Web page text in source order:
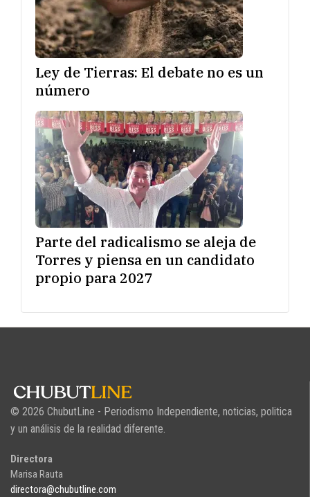
Ley de Tierras: El debate no es un
número
Parte del radicalismo se aleja de
Torres y piensa en un candidato
propio para 2027
© 2026 ChubutLine - Periodismo Independiente, noticias, politica
y un análisis de la realidad diferente.
Directora
Marisa Rauta
directora@chubutline.com